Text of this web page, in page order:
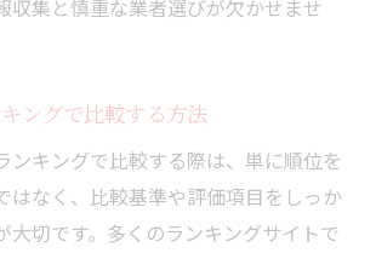
収集と慎重な業者選びが欠かせませ
ングで比較する方法
ンキングで比較する際は、単に順位を
はなく、比較基準や評価項目をしっか
大切です。多くのランキングサイトで